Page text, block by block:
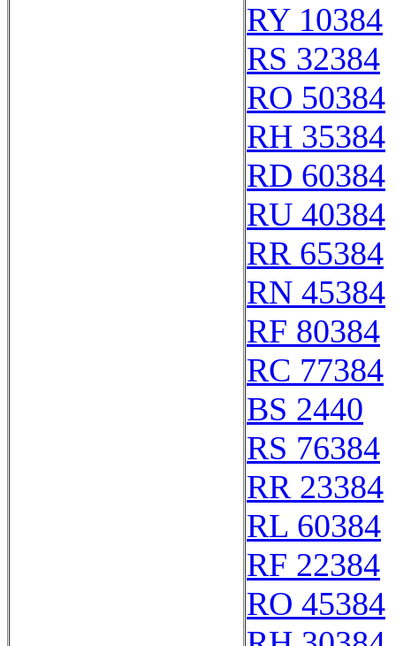
RY 10384
RS 32384
RO 50384
RH 35384
RD 60384
RU 40384
RR 65384
RN 45384
RF 80384
RC 77384
BS 2440
RS 76384
RR 23384
RL 60384
RF 22384
RO 45384